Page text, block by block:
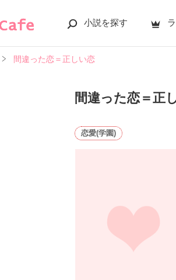
小説を探す
間違った恋＝正しい恋
間違った恋＝正
恋愛(学園)